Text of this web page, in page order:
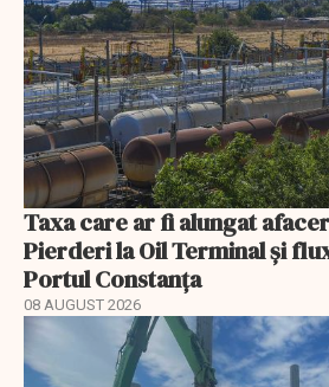
Taxa care ar fi alungat
Pierderi la Oil Terminal și
Portul Constanța
08 AUGUST 2026